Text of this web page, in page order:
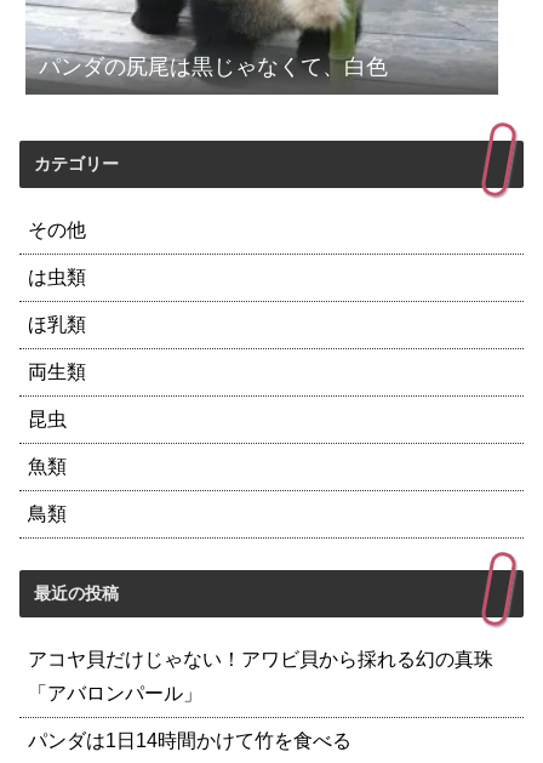
パンダの尻尾は黒じゃなくて、白色
カテゴリー
その他
は虫類
ほ乳類
両生類
昆虫
魚類
鳥類
最近の投稿
アコヤ貝だけじゃない！アワビ貝から採れる幻の真珠
「アバロンパール」
パンダは1日14時間かけて竹を食べる